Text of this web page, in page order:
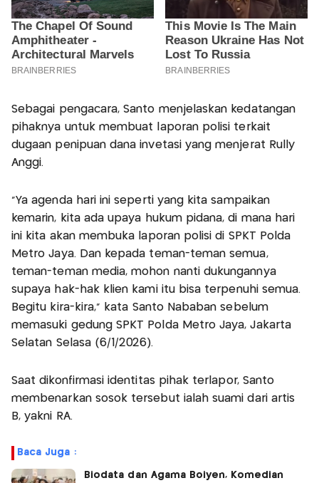
Sebagai pengacara, Santo menjelaskan kedatangan
pihaknya untuk membuat laporan polisi terkait
dugaan penipuan dana invetasi yang menjerat Rully
Anggi.
"Ya agenda hari ini seperti yang kita sampaikan
kemarin, kita ada upaya hukum pidana, di mana hari
ini kita akan membuka laporan polisi di SPKT Polda
Metro Jaya. Dan kepada teman-teman semua,
teman-teman media, mohon nanti dukungannya
supaya hak-hak klien kami itu bisa terpenuhi semua.
Begitu kira-kira," kata Santo Nababan sebelum
memasuki gedung SPKT Polda Metro Jaya, Jakarta
Selatan Selasa (6/1/2026).
Saat dikonfirmasi identitas pihak terlapor, Santo
membenarkan sosok tersebut ialah suami dari artis
B, yakni RA.
Baca Juga :
Biodata dan Agama Boiyen, Komedian